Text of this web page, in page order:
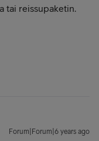
tai reissupaketin.
Forum|Forum|6 years ago